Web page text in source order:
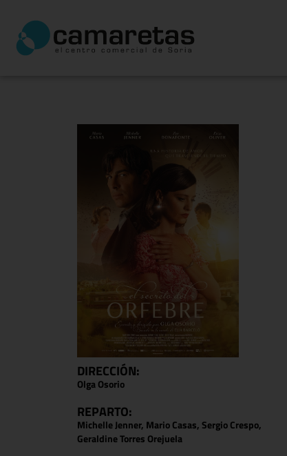
DIRECCIÓN:
Olga Osorio
REPARTO:
Michelle Jenner, Mario Casas, Sergio Crespo,
Geraldine Torres Orejuela